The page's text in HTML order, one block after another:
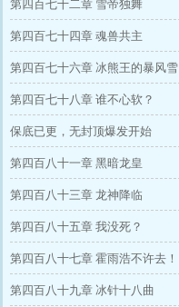
第四百七十二章 雪帝独舞
第四百七十四章 魂兽共主
第四百七十六章 冰熊王的暴风雪
第四百七十八章 谁不心软？
保底已更，无封顶爆发开始
第四百八十一章 黑暗龙皇
第四百八十三章 龙神降临
第四百八十五章 我没死？
第四百八十七章 霍雨浩不许去！
第四百八十九章 冰针十八曲